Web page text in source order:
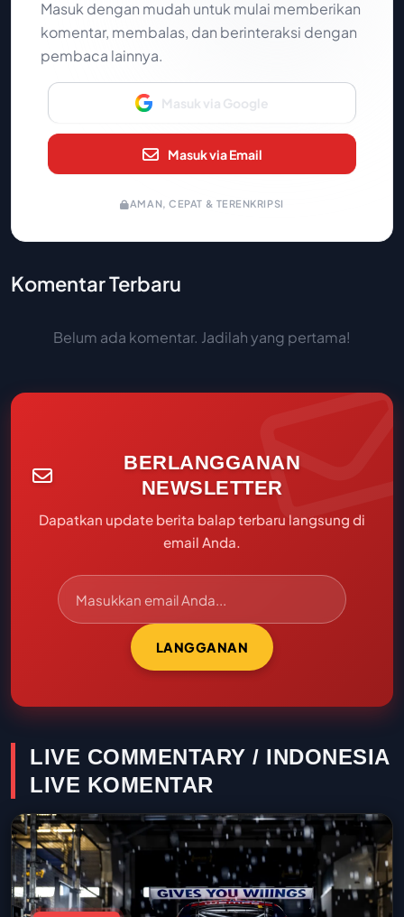
Masuk dengan mudah untuk mulai memberikan
komentar, membalas, dan berinteraksi dengan
pembaca lainnya.
Masuk via Google
Masuk via Email
AMAN, CEPAT & TERENKRIPSI
Komentar Terbaru
Belum ada komentar. Jadilah yang pertama!
BERLANGGANAN
NEWSLETTER
Dapatkan update berita balap terbaru langsung di
email Anda.
LANGGANAN
LIVE COMMENTARY / INDONESIA
LIVE KOMENTAR